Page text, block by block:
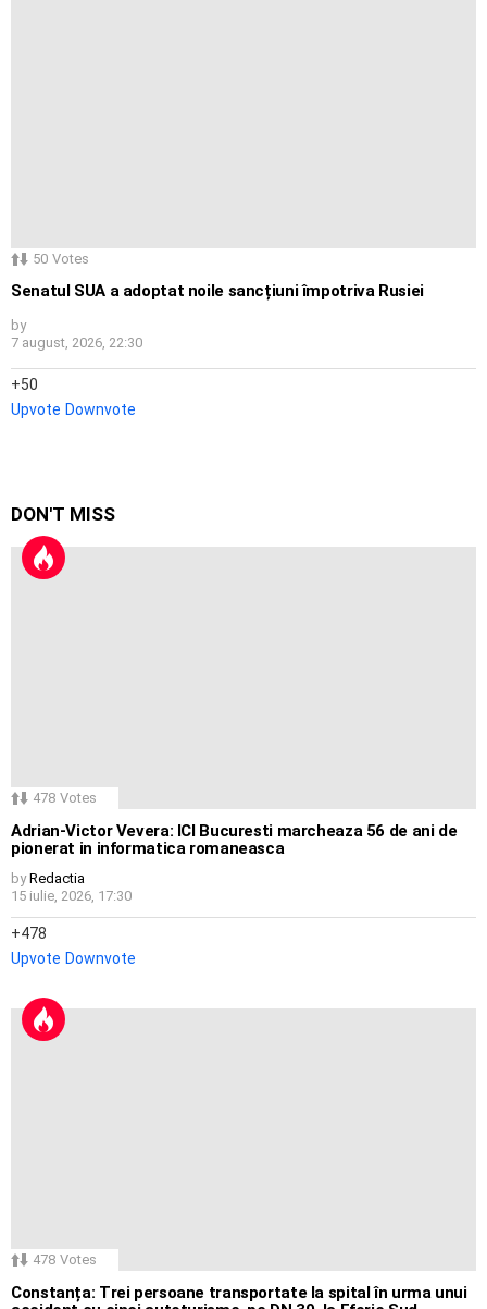
50 Votes
Senatul SUA a adoptat noile sancțiuni împotriva Rusiei
by
7 august, 2026, 22:30
50
Upvote Downvote
DON'T MISS
478 Votes
Adrian-Victor Vevera: ICI Bucuresti marcheaza 56 de ani de
pionerat in informatica romaneasca
by Redactia
15 iulie, 2026, 17:30
478
Upvote Downvote
478 Votes
Constanța: Trei persoane transportate la spital în urma unui